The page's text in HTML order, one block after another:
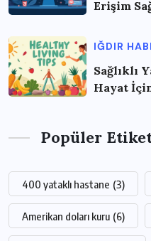
Erişim
IĞDIR
Sağlıklı
Hayat
Popüler
400 yataklı hastane (3)
Amerikan doları kuru (6)